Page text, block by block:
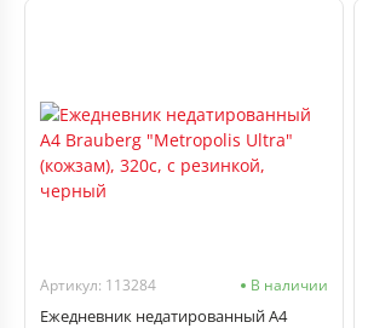
Артикул: 113284 В наличии
Ежедневник недатированный А4